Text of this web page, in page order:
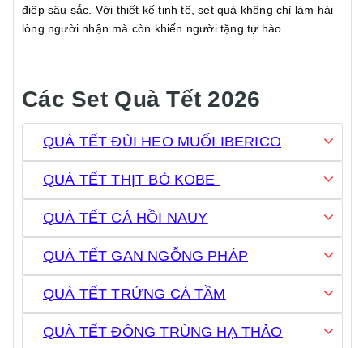
điệp sâu sắc. Với thiết kế tinh tế, set quà không chỉ làm hài
lòng người nhận mà còn khiến người tặng tự hào.
Các Set Quà Tết 2026
QUÀ TẾT ĐÙI HEO MUỐI IBERICO
QUÀ TẾT THỊT BÒ KOBE
QUÀ TẾT CÁ HỒI NAUY
QUÀ TẾT GAN NGỖNG PHÁP
QUÀ TẾT TRỨNG CÁ TẦM
QUÀ TẾT ĐÔNG TRÙNG HẠ THẢO